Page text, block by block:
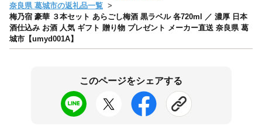
奈良県 葛城市の返礼品一覧
梅乃宿 豪華 ３本セット あらごし梅酒 黒ラベル 各720ml ／ 濃厚 日本
酒仕込み お酒 人気 ギフト 贈り物 プレゼント メーカー直送 奈良県 葛
城市【umyd001A】
このページをシェアする